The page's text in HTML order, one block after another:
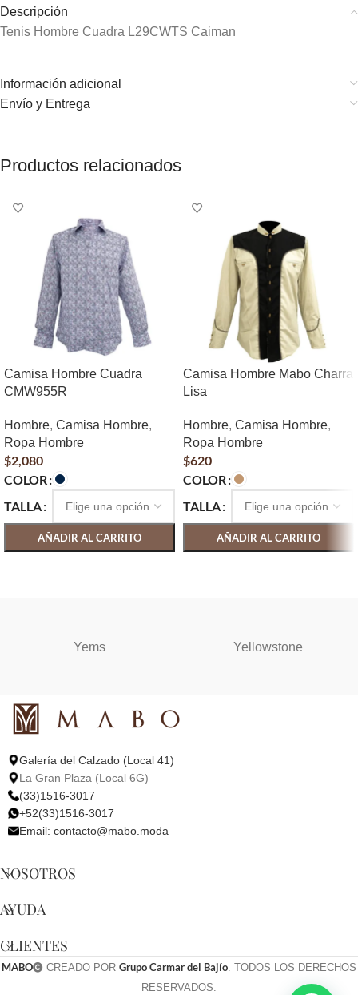
Descripción
Tenis Hombre Cuadra L29CWTS Caiman
Información adicional
Envío y Entrega
Productos relacionados
Camisa Hombre Cuadra
CMW955R
Hombre, Camisa Hombre,
Ropa Hombre
$2,080
COLOR
TALLA
AÑADIR AL CARRITO
Camisa Hombre Mabo Charra
Lisa
Hombre, Camisa Hombre,
Ropa Hombre
$620
COLOR
TALLA
AÑADIR AL CARRITO
Yems Yellowstone
Galería del Calzado (Local 41)
La Gran Plaza (Local 6G)
(33)1516-3017
+52(33)1516-3017
Email: contacto@mabo.moda
NOSOTROS
AYUDA
CLIENTES
MABO CREADO POR Grupo Carmar del Bajío. TODOS LOS DERECHOS
RESERVADOS.